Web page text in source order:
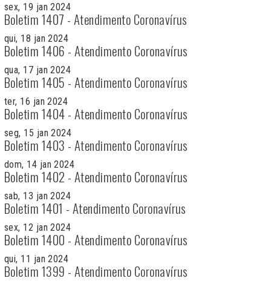
sex, 19 jan 2024
Boletim 1407 - Atendimento Coronavírus
qui, 18 jan 2024
Boletim 1406 - Atendimento Coronavírus
qua, 17 jan 2024
Boletim 1405 - Atendimento Coronavírus
ter, 16 jan 2024
Boletim 1404 - Atendimento Coronavírus
seg, 15 jan 2024
Boletim 1403 - Atendimento Coronavírus
dom, 14 jan 2024
Boletim 1402 - Atendimento Coronavírus
sab, 13 jan 2024
Boletim 1401 - Atendimento Coronavírus
sex, 12 jan 2024
Boletim 1400 - Atendimento Coronavírus
qui, 11 jan 2024
Boletim 1399 - Atendimento Coronavírus